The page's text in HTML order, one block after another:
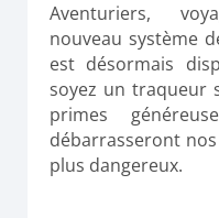
Aventuriers,
nouveau système
est désormais
soyez un traqueur
primes
débarrasseront
plus dangereux.